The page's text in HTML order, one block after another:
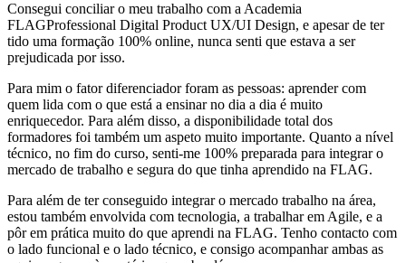
Consegui conciliar o meu trabalho com a Academia
FLAGProfessional Digital Product UX/UI Design, e apesar de ter
tido uma formação 100% online, nunca senti que estava a ser
prejudicada por isso.
Para mim o fator diferenciador foram as pessoas: aprender com
quem lida com o que está a ensinar no dia a dia é muito
enriquecedor. Para além disso, a disponibilidade total dos
formadores foi também um aspeto muito importante. Quanto a nível
técnico, no fim do curso, senti-me 100% preparada para integrar o
mercado de trabalho e segura do que tinha aprendido na FLAG.
Para além de ter conseguido integrar o mercado trabalho na área,
estou também envolvida com tecnologia, a trabalhar em Agile, e a
pôr em prática muito do que aprendi na FLAG. Tenho contacto com
o lado funcional e o lado técnico, e consigo acompanhar ambas as